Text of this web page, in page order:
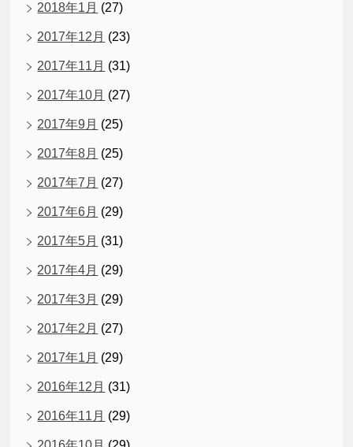
2018年1月 (27)
2017年12月 (23)
2017年11月 (31)
2017年10月 (27)
2017年9月 (25)
2017年8月 (25)
2017年7月 (27)
2017年6月 (29)
2017年5月 (31)
2017年4月 (29)
2017年3月 (29)
2017年2月 (27)
2017年1月 (29)
2016年12月 (31)
2016年11月 (29)